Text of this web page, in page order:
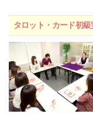
タロット・カード初